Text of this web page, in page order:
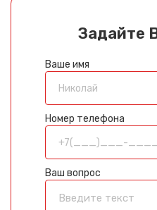
Задайте
Ваше имя
Номер телефона
Ваш вопрос